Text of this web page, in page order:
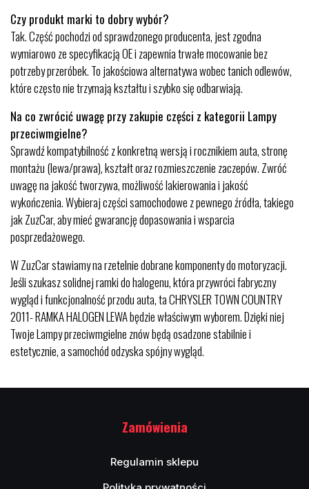
Czy produkt marki to dobry wybór?
Tak. Część pochodzi od sprawdzonego producenta, jest zgodna
wymiarowo ze specyfikacją OE i zapewnia trwałe mocowanie bez
potrzeby przeróbek. To jakościowa alternatywa wobec tanich odlewów,
które często nie trzymają kształtu i szybko się odbarwiają.
Na co zwrócić uwagę przy zakupie części z kategorii Lampy
przeciwmgielne?
Sprawdź kompatybilność z konkretną wersją i rocznikiem auta, stronę
montażu (lewa/prawa), kształt oraz rozmieszczenie zaczepów. Zwróć
uwagę na jakość tworzywa, możliwość lakierowania i jakość
wykończenia. Wybieraj części samochodowe z pewnego źródła, takiego
jak ZuzCar, aby mieć gwarancję dopasowania i wsparcia
posprzedażowego.
W ZuzCar stawiamy na rzetelnie dobrane komponenty do motoryzacji.
Jeśli szukasz solidnej ramki do halogenu, która przywróci fabryczny
wygląd i funkcjonalność przodu auta, ta CHRYSLER TOWN COUNTRY
2011- RAMKA HALOGEN LEWA będzie właściwym wyborem. Dzięki niej
Twoje Lampy przeciwmgielne znów będą osadzone stabilnie i
estetycznie, a samochód odzyska spójny wygląd.
Zamówienia
Regulamin sklepu